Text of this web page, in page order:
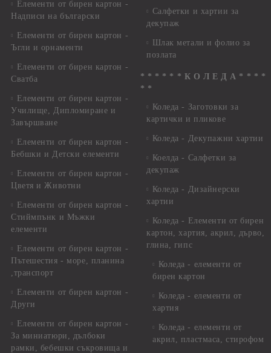
Елементи от бирен картон -
Надписи на български
Елементи от бирен картон -
Ъгли и орнаменти
Елементи от бирен картон -
Сватба
Елементи от бирен картон -
Училище, Дипломиране и
Завършване
Елементи от бирен картон -
Бебшки и Детски елементи
Елементи от бирен картон -
Цветя и Животни
Елементи от бирен картон -
Стиймпънк и Мъжки
елементи
Елементи от бирен картон -
Пътешестия - море, планина
,транспорт
Елементи от бирен картон -
Други
Елементи от бирен картон -
За миниатюри, дълбоки
рамки, бебешки съкровища и
Салфетки и хартии за
декупаж
Шлак метали и фолио за
позлата
* * * * * * К О Л Е Д А * * * *
* *
Коледа - Заготовки за
картички и пликове
Коледа - Декупажни хартии
Коелда - Салфетки за
декупаж
Коледа - Дизайнерски
хартии
Коледа - Eлементи от бирен
картон, хартия, акрил, дърво,
глина, гипс
Коледа - елементи от
бирен картон
Коледа - елементи от
хартия
Коледа - елементи от
акрил, пластмаса, стирофом